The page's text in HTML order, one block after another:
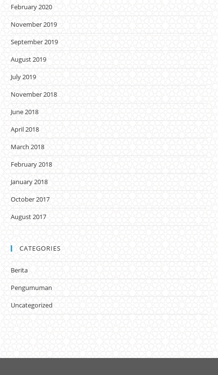
February 2020
November 2019
September 2019
August 2019
July 2019
November 2018
June 2018
April 2018
March 2018
February 2018
January 2018
October 2017
August 2017
CATEGORIES
Berita
Pengumuman
Uncategorized